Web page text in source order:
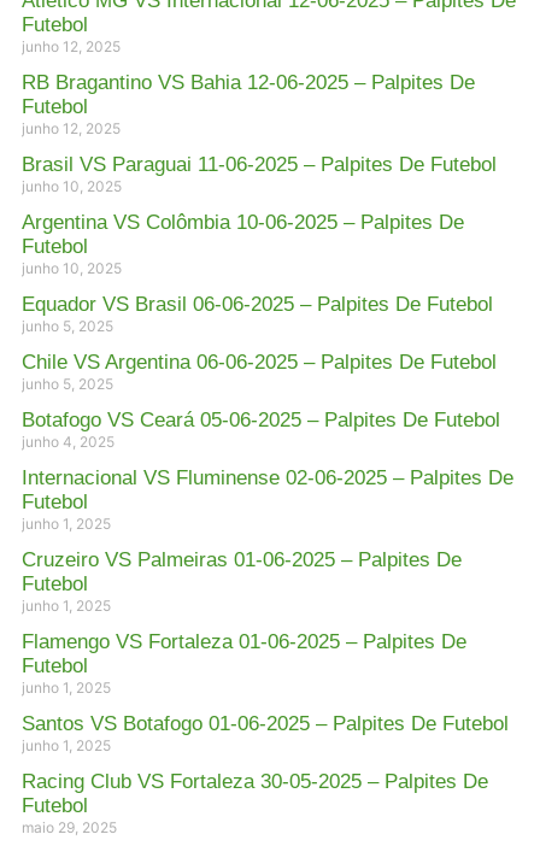
Futebol
junho 12, 2025
RB Bragantino VS Bahia 12-06-2025 – Palpites De
Futebol
junho 12, 2025
Brasil VS Paraguai 11-06-2025 – Palpites De Futebol
junho 10, 2025
Argentina VS Colômbia 10-06-2025 – Palpites De
Futebol
junho 10, 2025
Equador VS Brasil 06-06-2025 – Palpites De Futebol
junho 5, 2025
Chile VS Argentina 06-06-2025 – Palpites De Futebol
junho 5, 2025
Botafogo VS Ceará 05-06-2025 – Palpites De Futebol
junho 4, 2025
Internacional VS Fluminense 02-06-2025 – Palpites De
Futebol
junho 1, 2025
Cruzeiro VS Palmeiras 01-06-2025 – Palpites De
Futebol
junho 1, 2025
Flamengo VS Fortaleza 01-06-2025 – Palpites De
Futebol
junho 1, 2025
Santos VS Botafogo 01-06-2025 – Palpites De Futebol
junho 1, 2025
Racing Club VS Fortaleza 30-05-2025 – Palpites De
Futebol
maio 29, 2025